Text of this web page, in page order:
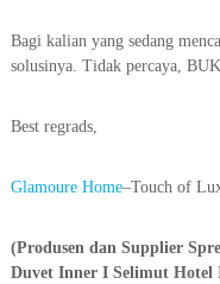
Bagi kalian yang sedang
solusinya. Tidak percaya,
Best regrads,
Glamoure Home–Touch of
(Produsen dan Supplier
Duvet Inner I Selimut